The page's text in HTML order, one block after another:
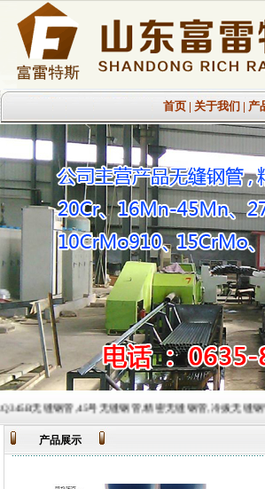
首页 | 关于我们 | 产
无缝钢管,45号无缝钢管,精密无缝钢管,冷拔无缝钢
产品展示